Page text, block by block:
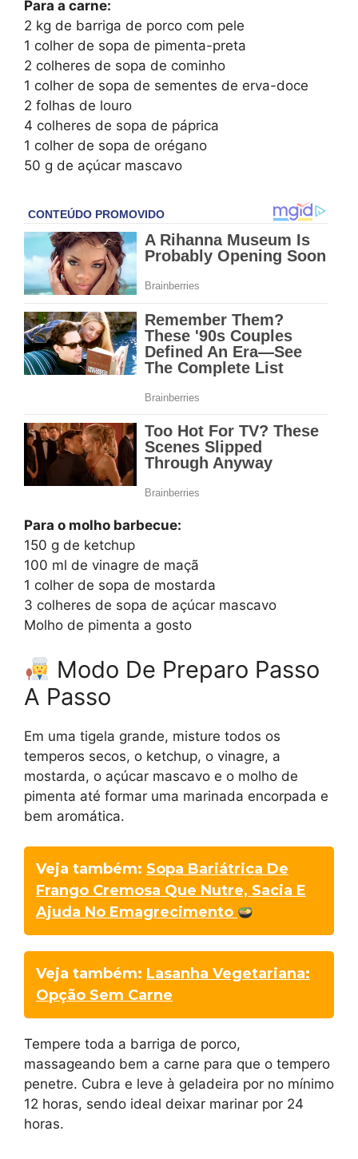
Para a carne:
2 kg de barriga de porco com pele
1 colher de sopa de pimenta-preta
2 colheres de sopa de cominho
1 colher de sopa de sementes de erva-doce
2 folhas de louro
4 colheres de sopa de páprica
1 colher de sopa de orégano
50 g de açúcar mascavo
Para o molho barbecue:
150 g de ketchup
100 ml de vinagre de maçã
1 colher de sopa de mostarda
3 colheres de sopa de açúcar mascavo
Molho de pimenta a gosto
Modo De Preparo Passo
A Passo
Em uma tigela grande, misture todos os
temperos secos, o ketchup, o vinagre, a
mostarda, o açúcar mascavo e o molho de
pimenta até formar uma marinada encorpada e
bem aromática.
Veja também: Sopa Bariátrica De
Frango Cremosa Que Nutre, Sacia E
Ajuda No Emagrecimento
Veja também: Lasanha Vegetariana:
Opção Sem Carne
Tempere toda a barriga de porco,
massageando bem a carne para que o tempero
penetre. Cubra e leve à geladeira por no mínimo
12 horas, sendo ideal deixar marinar por 24
horas.